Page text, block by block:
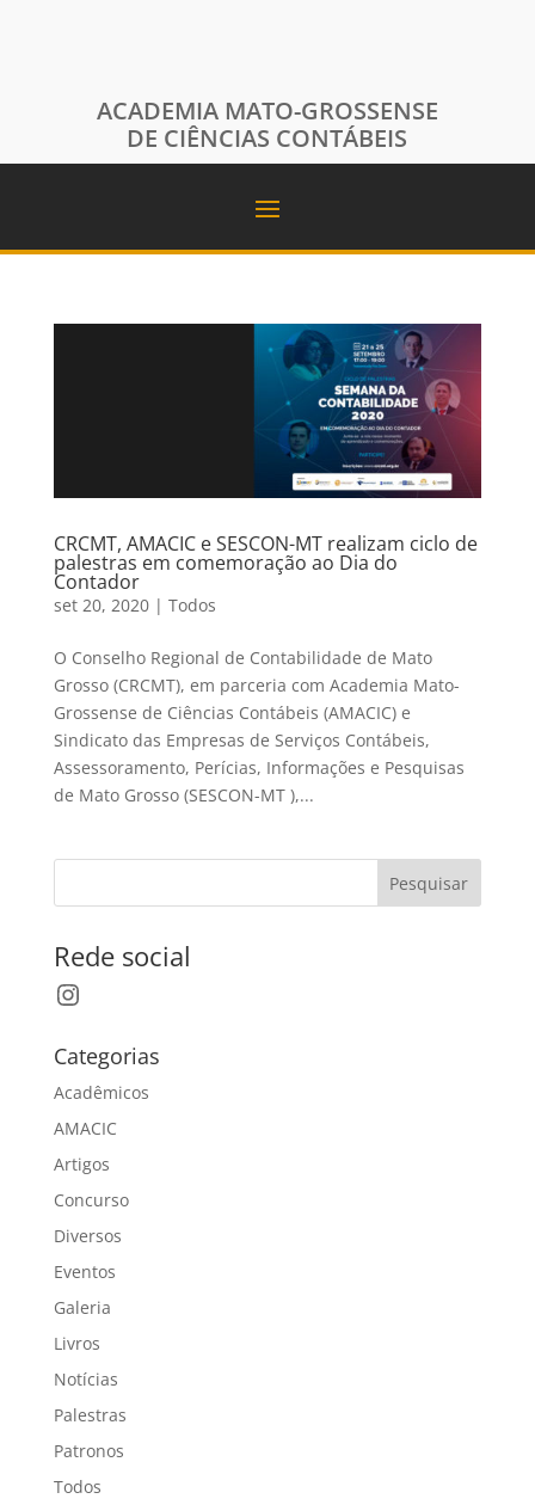
ACADEMIA MATO-GROSSENSE
DE CIÊNCIAS CONTÁBEIS
CRCMT, AMACIC e SESCON-MT realizam ciclo de
palestras em comemoração ao Dia do
Contador
set 20, 2020| Todos
O Conselho Regional de Contabilidade de Mato
Grosso (CRCMT), em parceria com Academia Mato-
Grossense de Ciências Contábeis (AMACIC) e
Sindicato das Empresas de Serviços Contábeis,
Assessoramento, Perícias, Informações e Pesquisas
de Mato Grosso (SESCON-MT ),...
Pesquisar
Rede social
Instagram
Categorias
Acadêmicos
AMACIC
Artigos
Concurso
Diversos
Eventos
Galeria
Livros
Notícias
Palestras
Patronos
Todos